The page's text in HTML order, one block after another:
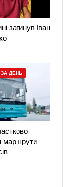
загинув Іван
ДЕНЬ
маршрути